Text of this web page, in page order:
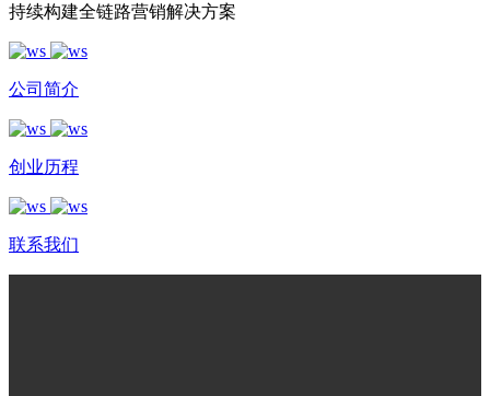
持续构建全链路营销解决方案
公司简介
创业历程
联系我们